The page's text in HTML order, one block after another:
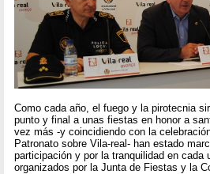
Como cada año, el fuego y la pirotecnia
punto y final a unas fiestas en honor a
vez más -y coincidiendo con la
Patronato sobre Vila-real- han estado
participación y por la tranquilidad en cada
organizados por la Junta de Fiestas y la